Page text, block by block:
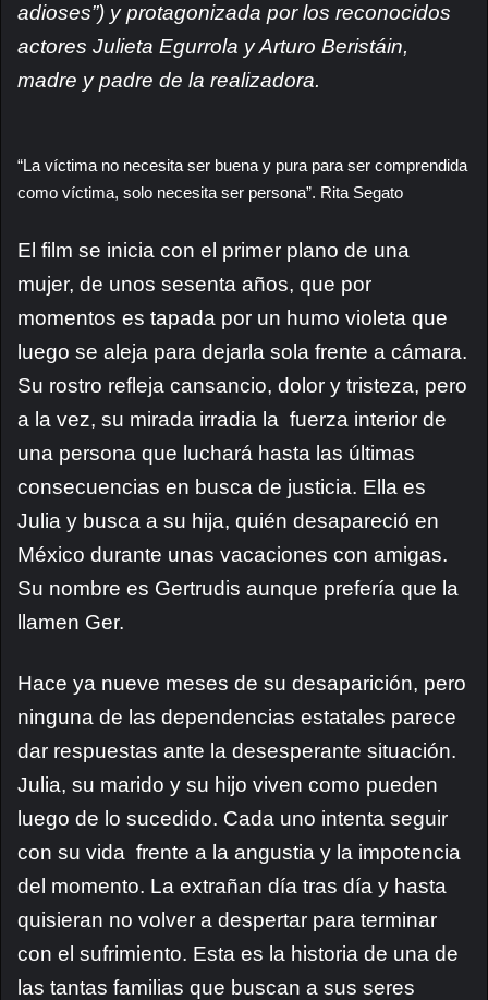
adioses”) y protagonizada por los reconocidos
actores Julieta Egurrola y Arturo Beristáin,
madre y padre de la realizadora.
“La víctima no necesita ser buena y pura para ser comprendida
como víctima, solo necesita ser persona”. Rita Segato
El film se inicia con el primer plano de una
mujer, de unos sesenta años, que por
momentos es tapada por un humo violeta que
luego se aleja para dejarla sola frente a cámara.
Su rostro refleja cansancio, dolor y tristeza, pero
a la vez, su mirada irradia la fuerza interior de
una persona que luchará hasta las últimas
consecuencias en busca de justicia. Ella es
Julia y busca a su hija, quién desapareció en
México durante unas vacaciones con amigas.
Su nombre es Gertrudis aunque prefería que la
llamen Ger.
Hace ya nueve meses de su desaparición, pero
ninguna de las dependencias estatales parece
dar respuestas ante la desesperante situación.
Julia, su marido y su hijo viven como pueden
luego de lo sucedido. Cada uno intenta seguir
con su vida frente a la angustia y la impotencia
del momento. La extrañan día tras día y hasta
quisieran no volver a despertar para terminar
con el sufrimiento. Esta es la historia de una de
las tantas familias que buscan a sus seres